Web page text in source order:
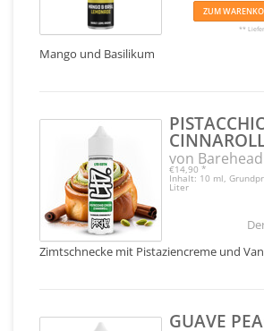
ZUM
**
Mango und Basilikum
von Barehead
€14,90 *
Inhalt: 10 ml,
Liter
Zimtschnecke mit Pistaziencreme und
GUAVE